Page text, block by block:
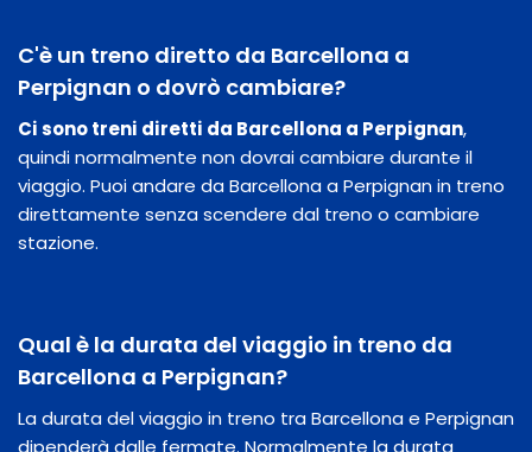
C'è un treno diretto da Barcellona a
Perpignan o dovrò cambiare?
Ci sono treni diretti da Barcellona a Perpignan,
quindi normalmente non dovrai cambiare durante il
viaggio. Puoi andare da Barcellona a Perpignan in treno
direttamente senza scendere dal treno o cambiare
stazione.
Qual è la durata del viaggio in treno da
Barcellona a Perpignan?
La durata del viaggio in treno tra Barcellona e Perpignan
dipenderà dalle fermate. Normalmente la durata